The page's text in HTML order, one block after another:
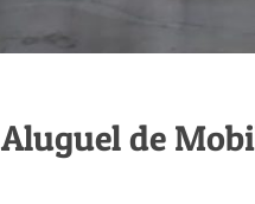
Aluguel de